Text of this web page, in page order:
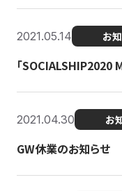
2021.05.14 お
「SOCIALSHIP2020
2021.04.30 お
GW休業のお知らせ